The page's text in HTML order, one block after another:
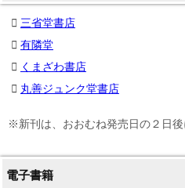
三省堂書店
有隣堂
くまざわ書店
丸善ジュンク堂書店
※新刊は、おおむね発売日の２日
電子書籍